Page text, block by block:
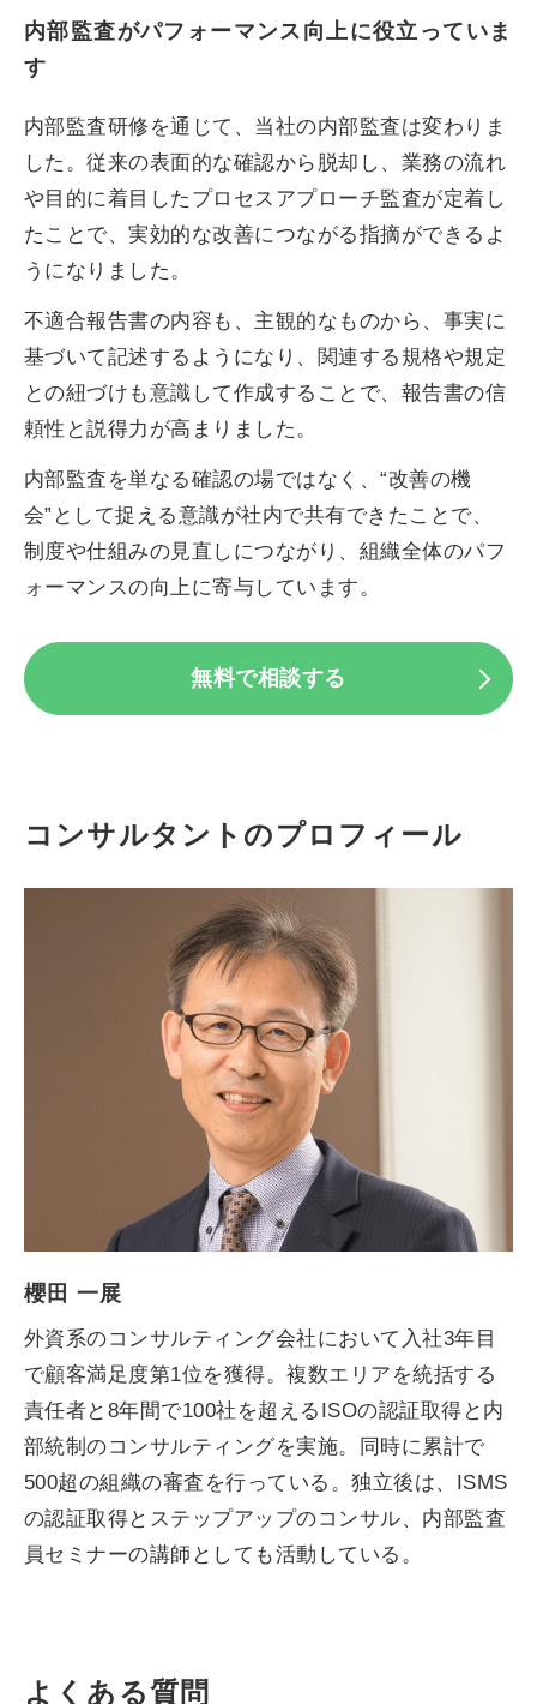
内部監査がパフォーマンス向上に役立っていま
す
内部監査研修を通じて、当社の内部監査は変わりま
した。従来の表面的な確認から脱却し、業務の流れ
や目的に着目したプロセスアプローチ監査が定着し
たことで、実効的な改善につながる指摘ができるよ
うになりました。
不適合報告書の内容も、主観的なものから、事実に
基づいて記述するようになり、関連する規格や規定
との紐づけも意識して作成することで、報告書の信
頼性と説得力が高まりました。
内部監査を単なる確認の場ではなく、“改善の機
会”として捉える意識が社内で共有できたことで、
制度や仕組みの見直しにつながり、組織全体のパフ
ォーマンスの向上に寄与しています。
無料で相談する
コンサルタントのプロフィール
櫻田 一展
外資系のコンサルティング会社において入社3年目
で顧客満足度第1位を獲得。複数エリアを統括する
責任者と8年間で100社を超えるISOの認証取得と内
部統制のコンサルティングを実施。同時に累計で
500超の組織の審査を行っている。独立後は、ISMS
の認証取得とステップアップのコンサル、内部監査
員セミナーの講師としても活動している。
よくある質問